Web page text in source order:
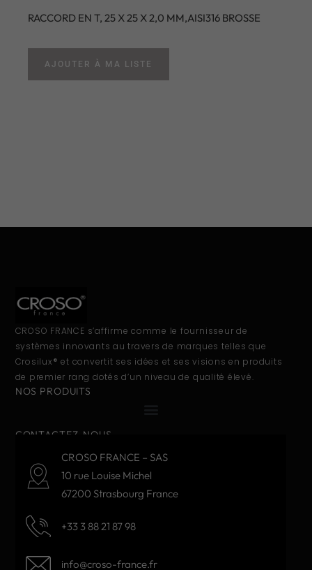
RACCORD EN T, 25 X 25 X 2,0 MM,AISI316 BROSSE
AJOUTER À MA LISTE
CROSO FRANCE s’affirme comme le fournisseur de
systèmes innovants au travers de marques telles que
Crosilux® et convertit ses idées et ses visions en produits
de premier rang dotés d’un niveau de qualité élevé.
NOS PRODUITS
CONTACTEZ-NOUS
CROSO FRANCE – SAS
10 rue Louise Michel
67200 Strasbourg France
+33 3 88 21 87 98
info@croso-france.fr